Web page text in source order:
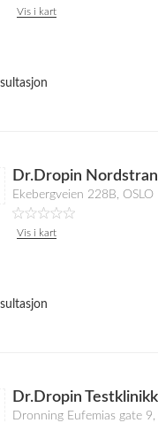
Vis i kart
Dr.Dropin
Ekebergveien 228B, OSLO
Vis i kart
Dr.Dropin
Dronning Eufemias gate 9,